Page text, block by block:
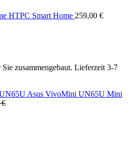
HTPC Smart Home 259,00 €
zusammengebaut. Lieferzeit 3-7
Asus VivoMini UN65U Mini
€